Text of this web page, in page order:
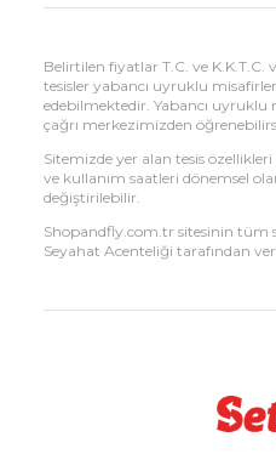
Belirtilen fiyatlar T.C. ve K.K.T.C.
tesisler yabancı uyruklu
edebilmektedir. Yabancı
çağrı merkezimizden
Sitemizde yer alan tesis
ve kullanım saatleri dönemsel
değiştirilebilir.
Shopandfly.com.tr sitesinin tüm
Seyahat Acenteliği tarafından